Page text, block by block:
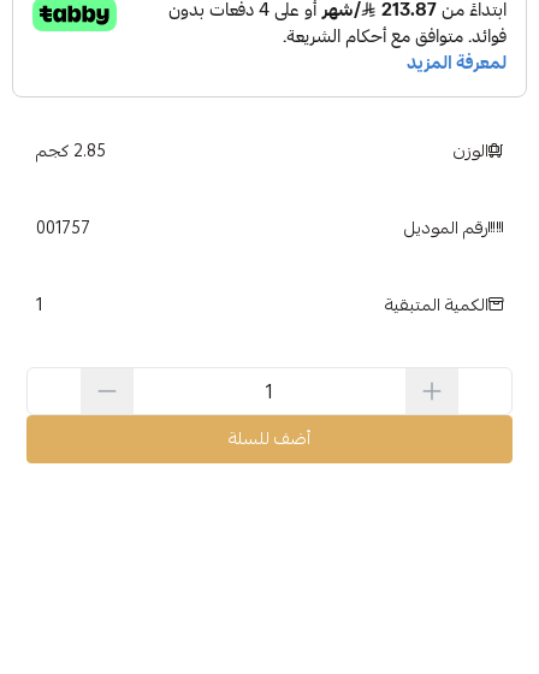
الوزن 2.85 كجم
رقم الموديل 001757
الكمية المتبقية 1
أضف للسلة